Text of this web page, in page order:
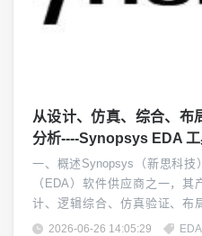
从设计、仿真、综合、布
分析----Synopsys EDA
一、概述Synopsys（新思科
（EDA）软件供应商之一，
计、逻辑综合、仿真验证、布
取、静态时序与功耗分析，到测
2026-06-26 14:05:29